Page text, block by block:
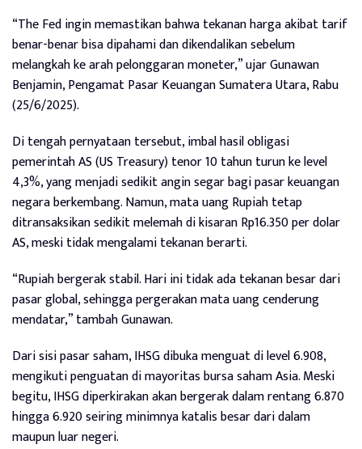
“The Fed ingin memastikan bahwa tekanan harga akibat tarif
benar-benar bisa dipahami dan dikendalikan sebelum
melangkah ke arah pelonggaran moneter,” ujar Gunawan
Benjamin, Pengamat Pasar Keuangan Sumatera Utara, Rabu
(25/6/2025).
Di tengah pernyataan tersebut, imbal hasil obligasi
pemerintah AS (US Treasury) tenor 10 tahun turun ke level
4,3%, yang menjadi sedikit angin segar bagi pasar keuangan
negara berkembang. Namun, mata uang Rupiah tetap
ditransaksikan sedikit melemah di kisaran Rp16.350 per dolar
AS, meski tidak mengalami tekanan berarti.
“Rupiah bergerak stabil. Hari ini tidak ada tekanan besar dari
pasar global, sehingga pergerakan mata uang cenderung
mendatar,” tambah Gunawan.
Dari sisi pasar saham, IHSG dibuka menguat di level 6.908,
mengikuti penguatan di mayoritas bursa saham Asia. Meski
begitu, IHSG diperkirakan akan bergerak dalam rentang 6.870
hingga 6.920 seiring minimnya katalis besar dari dalam
maupun luar negeri.